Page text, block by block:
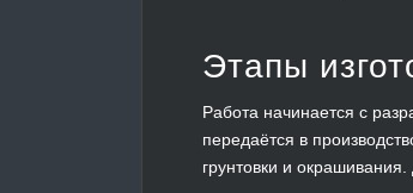
Этапы
Работа начинается с
передаётся в
грунтовки и